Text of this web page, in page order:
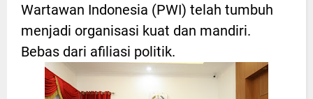
Wartawan Indonesia (PWI) telah tumbuh
menjadi organisasi kuat dan mandiri.
Bebas dari afiliasi politik.